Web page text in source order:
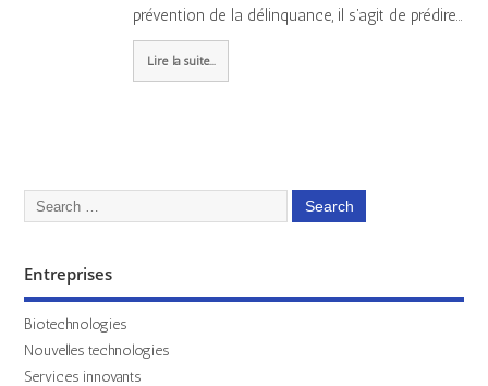
prévention de la délinquance, il s’agit de prédire…
Lire la suite...
Entreprises
Biotechnologies
Nouvelles technologies
Services innovants